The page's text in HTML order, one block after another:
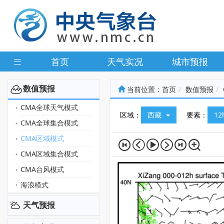
首页 天气实况 城市预报
数值预报
CMA全球天气模式
CMA全球集合模式
CMA区域模式
CMA区域集合模式
CMA台风模式
海浪模式
天气预报
当前位置： 首页 数值预报
区域： 西藏 要素：